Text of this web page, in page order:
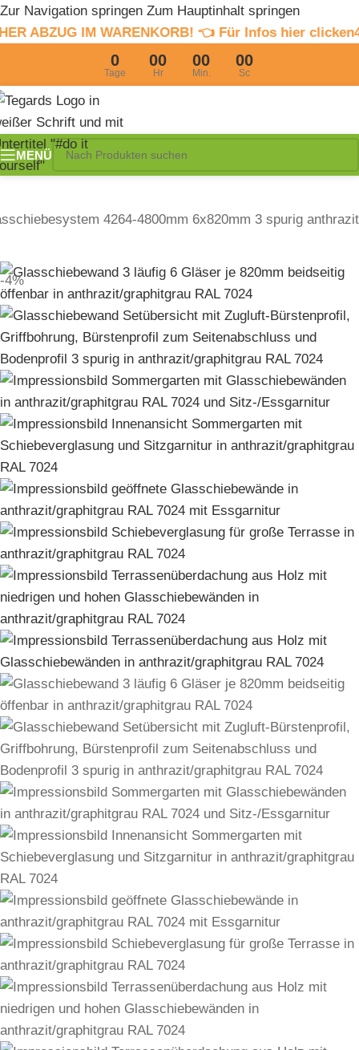
Zur Navigation springen Zum Hauptinhalt springen
WARENKORB! 👈 Für Infos hier clicken4%
0
Tage
00
Hr
00
Min.
00
Sc
MENÜ
4264-4800mm 6x820mm 3 spurig anthrazit
-4%